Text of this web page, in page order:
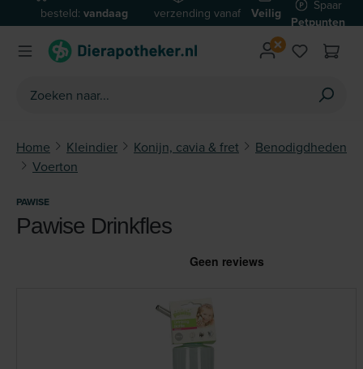
Ga naar de hoofdinhoud
besteld: vandaag
verzonden*
verzending vanaf
€59
Veilig
betalen
Spaar
Petpunten
Home Kleindier Konijn, cavia & fret
Benodigdheden
Voerton
PAWISE
Pawise Drinkfles